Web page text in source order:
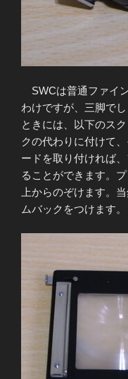
SWCは普通ファイ
わけですが、三脚で
ときには、以下のス
クの代わりに付けて
ードを取り付ければ
ることができます。
上からのぞけます。
ムバックをつけます。